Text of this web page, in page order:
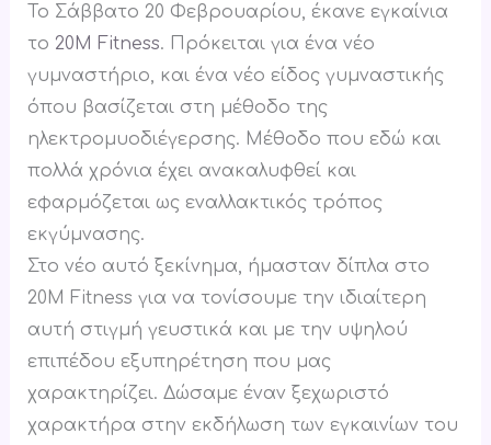
Το Σάββατο 20 Φεβρουαρίου, έκανε εγκαίνια
το 20M Fitness. Πρόκειται για ένα νέο
γυμναστήριο, και ένα νέο είδος γυμναστικής
όπου βασίζεται στη μέθοδο της
ηλεκτρομυοδιέγερσης. Μέθοδο που εδώ και
πολλά χρόνια έχει ανακαλυφθεί και
εφαρμόζεται ως εναλλακτικός τρόπος
εκγύμνασης.
Στο νέο αυτό ξεκίνημα, ήμασταν δίπλα στο
20M Fitness για να τονίσουμε την ιδιαίτερη
αυτή στιγμή γευστικά και με την υψηλού
επιπέδου εξυπηρέτηση που μας
χαρακτηρίζει. Δώσαμε έναν ξεχωριστό
χαρακτήρα στην εκδήλωση των εγκαινίων του